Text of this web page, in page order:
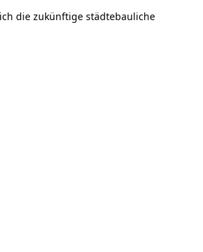
die zukünftige städtebauliche